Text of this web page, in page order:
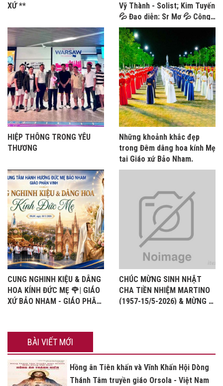
XỨ **
Vỹ Thành - Solist; Kim Tuyến
💦 Đạo diễn: Sr Mơ 💦 Cộng
đoàn MTG Bảo Nham
HIỆP THÔNG TRONG YÊU
THƯƠNG
Những khoảnh khắc đẹp
trong Đêm dâng hoa kính Mẹ
tại Giáo xứ Bảo Nham.
CUNG NGHINH KIỆU & DÂNG
HOA KÍNH ĐỨC MẸ 🌹| GIÁO
XỨ BẢO NHAM - GIÁO PHẬN
CHÚC MỪNG SINH NHẬT
CHA TIỀN NHIỆM MARTINO
(1957-15/5-2026) & MỪNG KỈ
BÀI VIẾT MỚI
Hồng ân Tiên khấn và Vĩnh Khấn Hội Dòng
Thánh Tâm truyền giáo Orsola - Việt Nam